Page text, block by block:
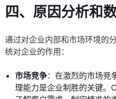
四、原因分析和
通过对企业内部和市场环境的
统对企业的作用：
市场竞争：在激烈的市场竞
理能力是企业制胜的关键。